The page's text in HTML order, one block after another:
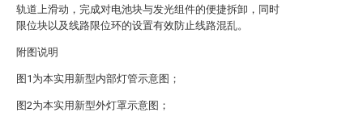
轨道上滑动，完成对电池块与发光组件的便捷拆卸，同时
限位块以及线路限位环的设置有效防止线路混乱。
附图说明
图1为本实用新型内部灯管示意图；
图2为本实用新型外灯罩示意图；